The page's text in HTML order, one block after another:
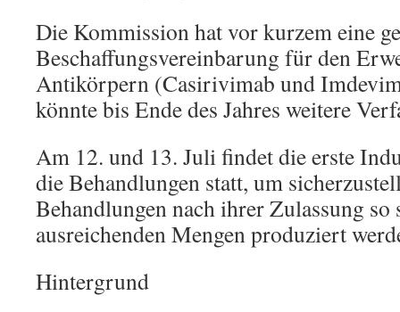
Die Kommission hat vor kurzem eine
Beschaffungsvereinbarung für den
Antikörpern (Casirivimab und
könnte bis Ende des Jahres weitere
Am 12. und 13. Juli findet die erste
die Behandlungen statt, um
Behandlungen nach ihrer Zulassung
ausreichenden Mengen produziert
Hintergrund